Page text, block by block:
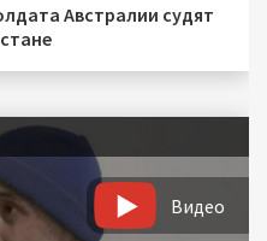
Австралии судят
Видео